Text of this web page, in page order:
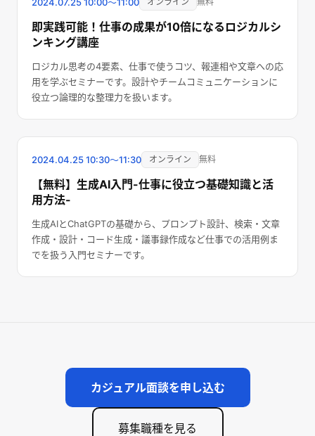
即実践可能！仕事の成果が10倍になるロジカルシ
ンキング講座
ロジカル思考の4要素、仕事で使うコツ、報連相や文章への応
用を学ぶセミナーです。設計やチームコミュニケーションに
役立つ論理的な整理力を扱います。
終了しました
2024.04.2510:30〜11:30 オンライン 無料
【無料】生成AI入門-仕事に役立つ基礎知識と活
用方法-
生成AIとChatGPTの基礎から、プロンプト設計、検索・文章
作成・設計・コード生成・議事録作成など仕事での活用例ま
でを扱う入門セミナーです。
カジュアル面談を申し込む
募集職種を見る